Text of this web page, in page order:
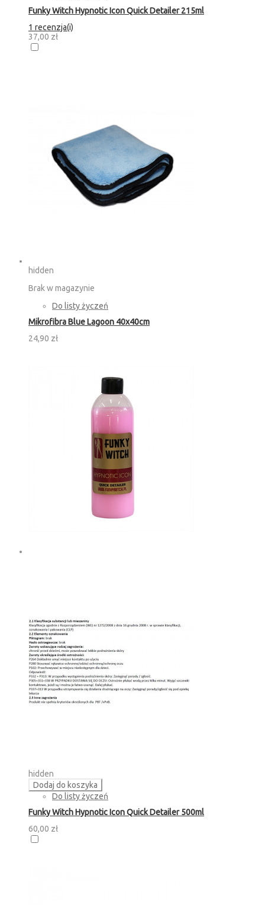
Funky Witch Hypnotic Icon Quick Detailer 215ml
1 recenzja(i)
37,00 zł
hidden
Brak w magazynie
Do listy życzeń
Mikrofibra Blue Lagoon 40x40cm
24,90 zł
hidden
Dodaj do koszyka
Do listy życzeń
Funky Witch Hypnotic Icon Quick Detailer 500ml
60,00 zł